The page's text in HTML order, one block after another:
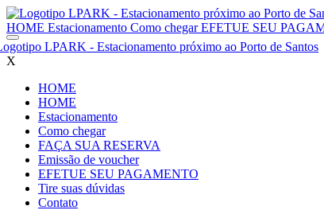
HOME Estacionamento Como chegarEFETUE SEU
X
HOME
HOME
Estacionamento
Como chegar
FAÇA SUA RESERVA
Emissão de voucher
EFETUE SEU PAGAMENTO
Tire suas dúvidas
Contato